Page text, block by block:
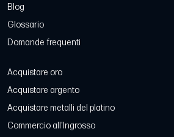
Blog
Glossario
Domande frequenti
Acquistare oro
Acquistare argento
Acquistare metalli del platino
Commercio all'Ingrosso